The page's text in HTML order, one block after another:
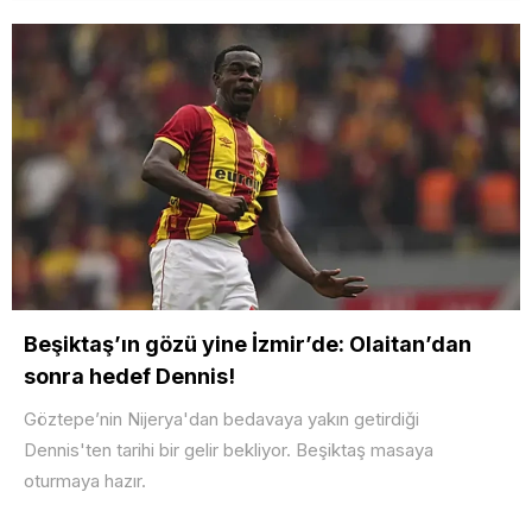
Beşiktaş’ın gözü yine İzmir’de: Olaitan’dan
sonra hedef Dennis!
Göztepe’nin Nijerya'dan bedavaya yakın getirdiği
Dennis'ten tarihi bir gelir bekliyor. Beşiktaş masaya
oturmaya hazır.